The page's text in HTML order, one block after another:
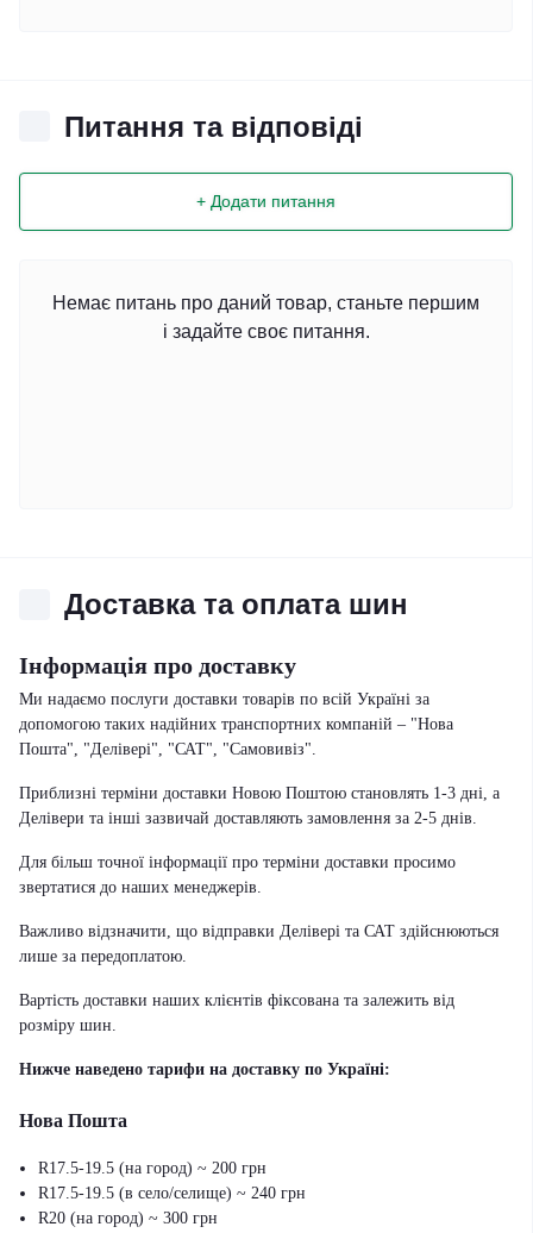
Питання та відповіді
+ Додати питання
Немає питань про даний товар, станьте першим
і задайте своє питання.
Доставка та оплата шин
Інформація про доставку
Ми надаємо послуги доставки товарів по всій Україні за
допомогою таких надійних транспортних компаній – "Нова
Пошта", "Делівері", "САТ", "Самовивіз".
Приблизні терміни доставки Новою Поштою становлять 1-3 дні, а
Делівери та інші зазвичай доставляють замовлення за 2-5 днів.
Для більш точної інформації про терміни доставки просимо
звертатися до наших менеджерів.
Важливо відзначити, що відправки Делівері та САТ здійснюються
лише за передоплатою.
Вартість доставки наших клієнтів фіксована та залежить від
розміру шин.
Нижче наведено тарифи на доставку по Україні:
Нова Пошта
R17.5-19.5 (на город) ~ 200 грн
R17.5-19.5 (в село/селище) ~ 240 грн
R20 (на город) ~ 300 грн